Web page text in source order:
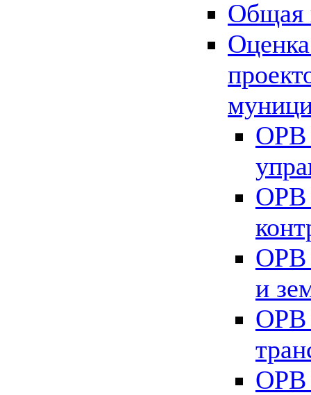
Общая
ОРВ
ОРВ
ОРВ
и
ОРВ
ОРВ